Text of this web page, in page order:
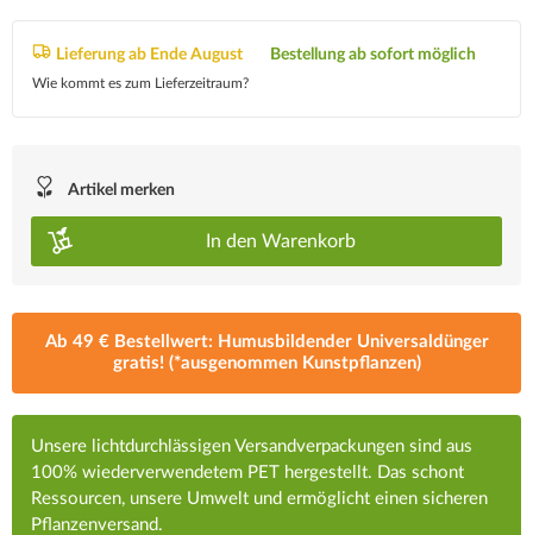
Lieferung ab Ende August
Wie kommt es zum Lieferzeitraum?
Bestellung ab sofort möglich
Artikel merken
In den Warenkorb
Ab 49 € Bestellwert: Humusbildender Universaldünger
gratis! (*ausgenommen Kunstpflanzen)
Unsere lichtdurchlässigen Versandverpackungen sind aus
100% wiederverwendetem PET hergestellt. Das schont
Ressourcen, unsere Umwelt und ermöglicht einen sicheren
Pflanzenversand.